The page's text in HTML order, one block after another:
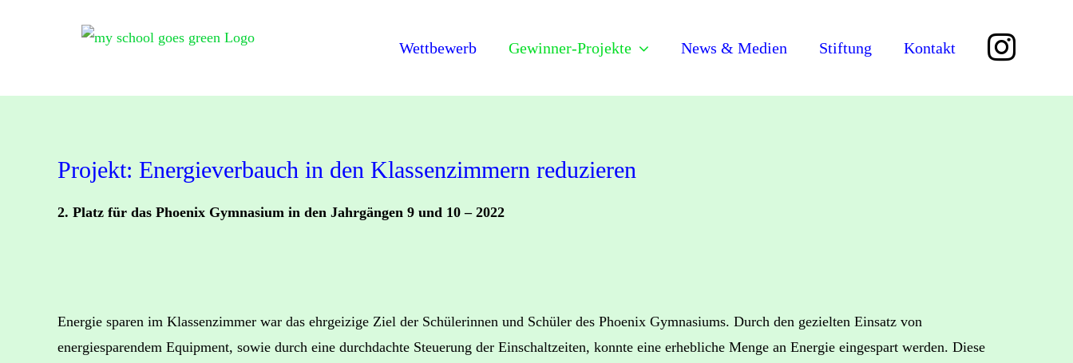
Wettbewerb Gewinner-Projekte News & Medien Stiftung Kontakt
Projekt: Energieverbauch in den Klassenzimmern reduzieren
2. Platz für das Phoenix Gymnasium in den Jahrgängen 9 und 10 – 2022
Energie sparen im Klassenzimmer war das ehrgeizige Ziel der Schülerinnen und Schüler des Phoenix Gymnasiums. Durch den gezielten Einsatz von
energiesparendem Equipment, sowie durch eine durchdachte Steuerung der Einschaltzeiten, konnte eine erhebliche Menge an Energie eingespart werden. Diese